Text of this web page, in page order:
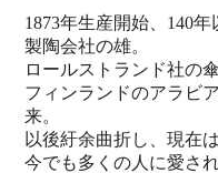
1873年生産開始、140
製陶会社の雄。
ロールストランド社の
フィンランドのアラビ
来。
以後紆余曲折し、現在
今でも多くの人に愛さ